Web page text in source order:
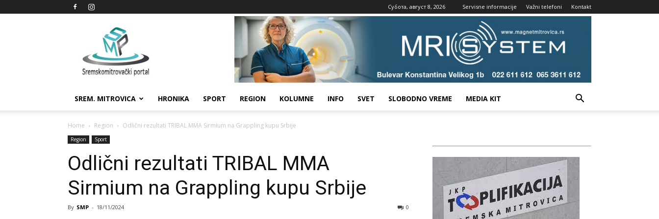
Субота, август 8, 2026 Servisne informacije Važni telefoni Kontakt
Sremskomitrovački
portal
SREM. MITROVICA HRONIKA SPORT REGION KOLUMNE INFO SVET SLOBODNO VREME MEDIA KIT
Home Region Odlični rezultati TRIBAL MMA Sirmium na Grappling kupu Srbije
Region Sport
Odlični rezultati TRIBAL MMA
Sirmium na Grappling kupu Srbije
By SMP - 18/11/2024 0